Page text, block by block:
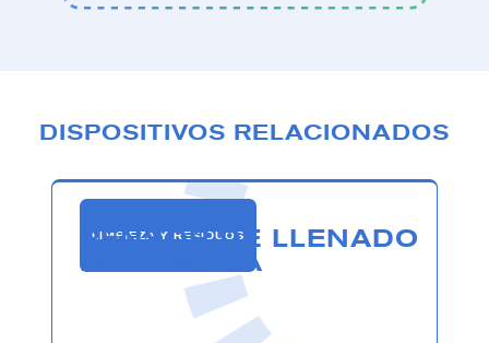
DISPOSITIVOS RELACIONADOS
LIMPIEZA Y RESIDUOS
SENSOR DE LLENADO
DE BASURA